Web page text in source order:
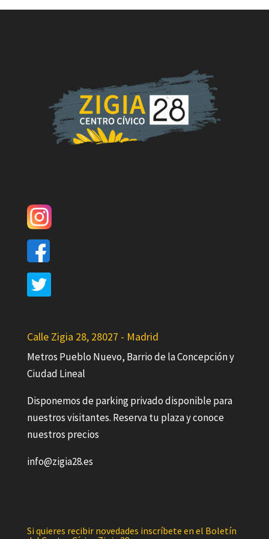
Calle Zigia 28, 28027 - Madrid
Metros Pueblo Nuevo, Barrio de la Concepción y
Ciudad Lineal
Disponemos de parking privado disponible para
nuestros visitantes. Reserva tu plaza y conoce
nuestros precios
info@zigia28.es
Si quieres recibir novedades inscríbete en el Boletín